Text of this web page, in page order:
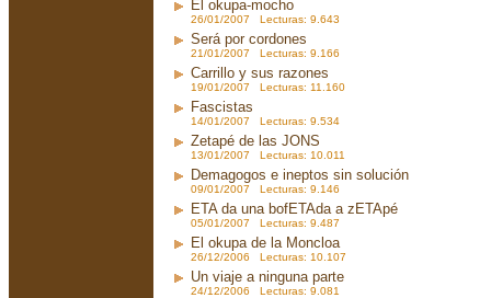
El okupa-mocho
26/01/2007 Lecturas: 9.643
Será por cordones
21/01/2007 Lecturas: 9.166
Carrillo y sus razones
19/01/2007 Lecturas: 11.160
Fascistas
14/01/2007 Lecturas: 9.534
Zetapé de las JONS
13/01/2007 Lecturas: 10.011
Demagogos e ineptos sin solución
09/01/2007 Lecturas: 9.146
ETA da una bofETAda a zETApé
05/01/2007 Lecturas: 9.487
El okupa de la Moncloa
26/12/2006 Lecturas: 10.107
Un viaje a ninguna parte
24/12/2006 Lecturas: 9.081